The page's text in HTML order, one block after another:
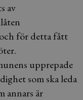
av
för detta fått
upprepade
som ska leda
annars är